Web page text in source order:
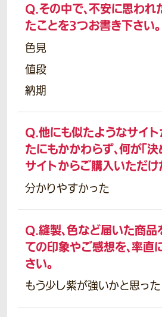
Q.その中で、不安に思われ
たことを3つお書き下さい。
色見
値段
納期
Q.他にも似たようなサイ
たにもかかわらず、何が「
サイトからご購入いただ
分かりやすかった
Q.縫製、色など届いた商
ての印象やご感想を、率直
さい。
もう少し紫が強いかと思った